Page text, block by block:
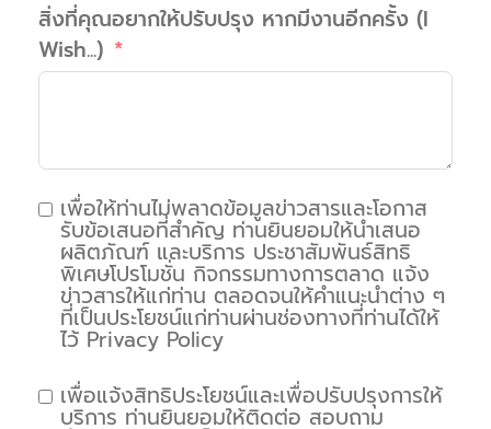
สิ่งที่คุณอยากให้ปรับปรุง หากมีงานอีกครั้ง (I
Wish...)
เพื่อให้ท่านไม่พลาดข้อมูลข่าวสารและโอกาส
รับข้อเสนอที่สำคัญ ท่านยินยอมให้นำเสนอ
ผลิตภัณฑ์ และบริการ ประชาสัมพันธ์สิทธิ
พิเศษโปรโมชั่น กิจกรรมทางการตลาด แจ้ง
ข่าวสารให้แก่ท่าน ตลอดจนให้คำแนะนำต่าง ๆ
ที่เป็นประโยชน์แก่ท่านผ่านช่องทางที่ท่านได้ให้
ไว้ Privacy Policy
เพื่อแจ้งสิทธิประโยชน์และเพื่อปรับปรุงการให้
บริการ ท่านยินยอมให้ติดต่อ สอบถาม